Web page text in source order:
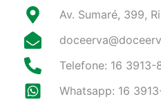
Av. Sumaré, 399,
Telefone: 16 3913-
Whatsapp: 16